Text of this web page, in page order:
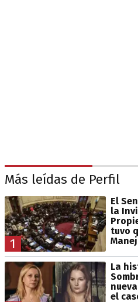
Más leídas de Perfil
1
El
la
tuvo
La
el